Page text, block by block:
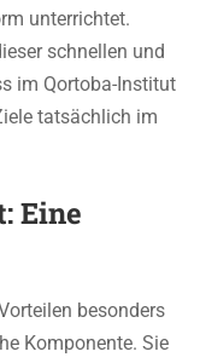
unterrichtet.
schnellen und
im Qortoba-Institut
tatsächlich im
Eine
besonders
Komponente. Sie